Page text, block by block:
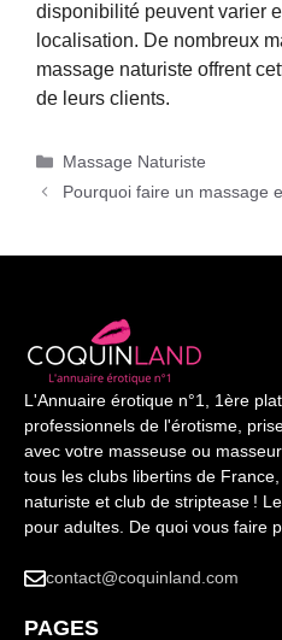
disponibilité peuvent varier
localisation. De nombreux
massage naturiste offrent
de leurs clients.
Catégories
Massage Naturiste
Pourquoi faire un massage
L'Annuaire érotique n°1, 1ère
professionnels de l'érotisme,
avec votre masseuse ou
tous les clubs libertins de
naturiste et club de striptease !
pour adultes. De quoi vous faire
contact@coquinland.com
PAGES